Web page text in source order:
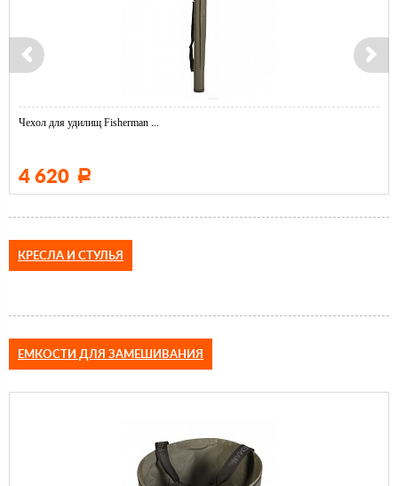
Чехол для удилищ Fisherman ...
4 620 Р
КРЕСЛА И СТУЛЬЯ
ЕМКОСТИ ДЛЯ ЗАМЕШИВАНИЯ